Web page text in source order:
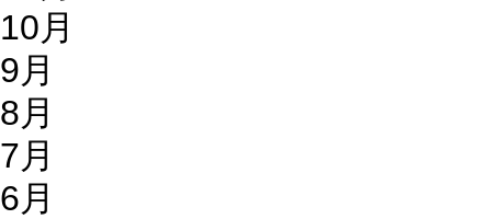
10月
9月
8月
7月
6月